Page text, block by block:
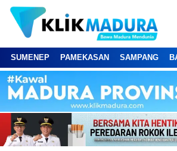
SUMENEP PAMEKASAN SAMPANG